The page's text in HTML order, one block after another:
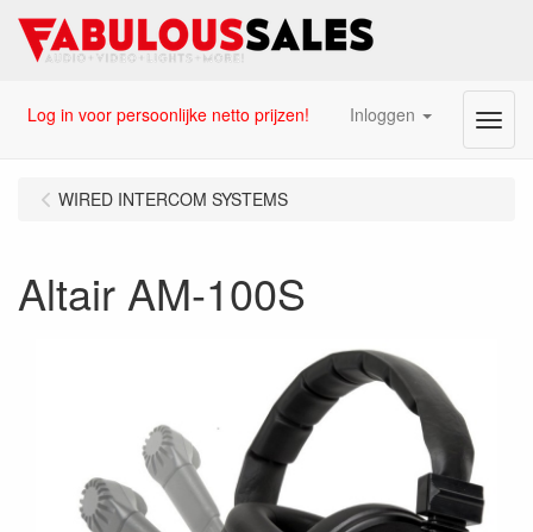
Log in voor persoonlijke netto prijzen! Inloggen Menu
WIRED INTERCOM SYSTEMS
Altair AM-100S